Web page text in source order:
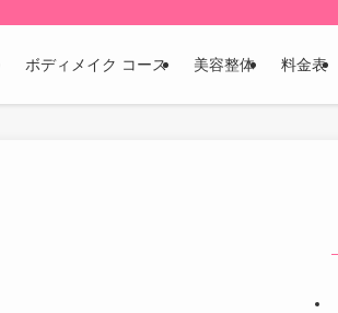
ボディメイク コース 美容整体 料金表